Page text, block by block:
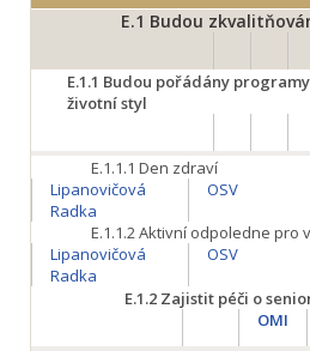
E.1 Budou
E.1.1 Budou pořádány
životní styl
E.1.1.1 Den zdraví
Lipanovičová
Radka
OSV
E.1.1.2Aktivní odpoledne pro
Lipanovičová
Radka
OSV
E.1.2 Zajistit péči o
OMI